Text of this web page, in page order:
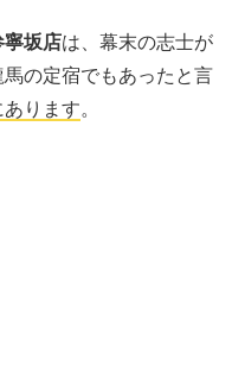
坂店は、幕末の志士が
の定宿でもあったと言
ります。